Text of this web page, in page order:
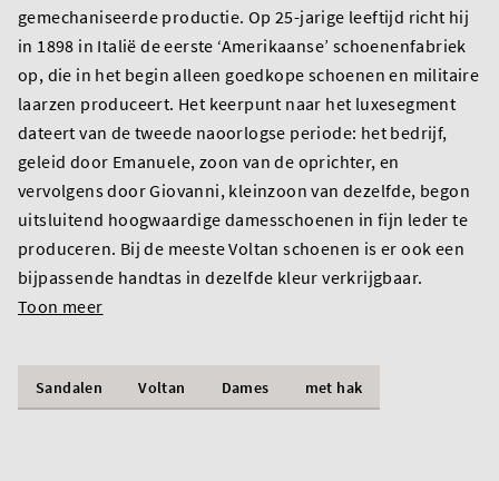
gemechaniseerde productie. Op 25-jarige leeftijd richt hij
in 1898 in Italië de eerste ‘Amerikaanse’ schoenenfabriek
op, die in het begin alleen goedkope schoenen en militaire
laarzen produceert. Het keerpunt naar het luxesegment
dateert van de tweede naoorlogse periode: het bedrijf,
geleid door Emanuele, zoon van de oprichter, en
vervolgens door Giovanni, kleinzoon van dezelfde, begon
uitsluitend hoogwaardige damesschoenen in fijn leder te
produceren. Bij de meeste Voltan schoenen is er ook een
bijpassende handtas in dezelfde kleur verkrijgbaar.
Toon meer
Sandalen Voltan Dames met hak